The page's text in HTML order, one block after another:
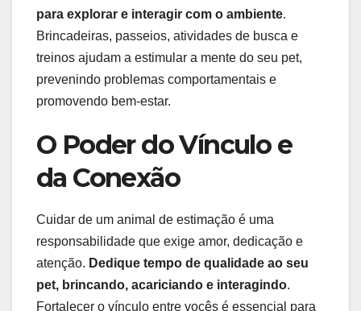
para explorar e interagir com o ambiente.
Brincadeiras, passeios, atividades de busca e
treinos ajudam a estimular a mente do seu pet,
prevenindo problemas comportamentais e
promovendo bem-estar.
O Poder do Vínculo e
da Conexão
Cuidar de um animal de estimação é uma
responsabilidade que exige amor, dedicação e
atenção. Dedique tempo de qualidade ao seu
pet, brincando, acariciando e interagindo.
Fortalecer o vínculo entre vocês é essencial para